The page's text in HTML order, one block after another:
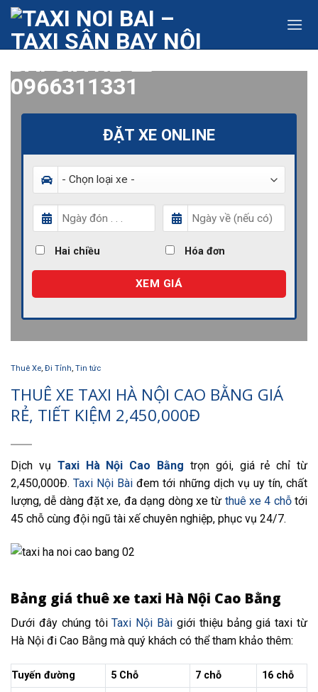
Skip
content
ĐẶT XE ONLINE
Hai chiều Hóa đơn
XEM GIÁ
Thuê Xe Đi Tỉnh Tin tức
THUÊ XE TAXI HÀ NỘI CAO BẰNG GIÁ
RẺ, TIẾT KIỆM 2,450,000Đ
Dịch vụ Taxi Hà Nội Cao Bằng trọn gói, giá rẻ chỉ từ
2,450,000Đ. Taxi Nội Bài đem tới những dịch vụ uy tín, chất
lượng, dễ dàng đặt xe, đa dạng dòng xe từ thuê xe 4 chỗtới
45 chỗ cùng đội ngũ tài xế chuyên nghiệp, phục vụ 24/7.
Bảng giá thuê xe taxi Hà Nội Cao Bằng
Dưới đây chúng tôiTaxi Nội Bài giới thiệu bảng giá taxi từ
Hà Nội đi Cao Bằng mà quý khách có thể tham khảo thêm:
Tuyến đường 5 Chỗ 7 chỗ
16 chỗ